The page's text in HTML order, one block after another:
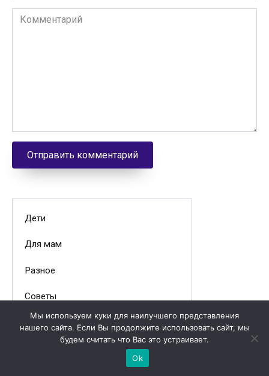
Комментарий
Дети
Для мам
Разное
Советы
Мы используем куки для наилучшего представления
нашего сайта. Если Вы продолжите использовать сайт, мы
будем считать что Вас это устраивает.
Ok